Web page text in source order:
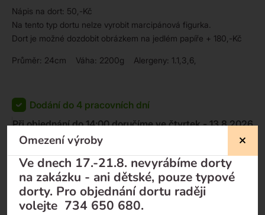
Nápis na dort: 50,-Kč
Na tento typ dortu nelze vyrobit marcipánová figurka.
Dort je možné dozdobit obrázkem na jedlém papíře + 180,-Kč
Průměr: 24cm Váha: 2200g Alergeny: 1.1,3,6,
Dodání do 4 pracovních dní
Při objednání do 14:00 doručímeve čtvrtek - 13.8.2026
990Kč KOUPIT
- +
Omezení výroby
Ve dnech 17.-21.8. nevyrábíme dorty
na zakázku - ani dětské, pouze typové
dorty. Pro objednání dortu raději
volejte 734 650 680.